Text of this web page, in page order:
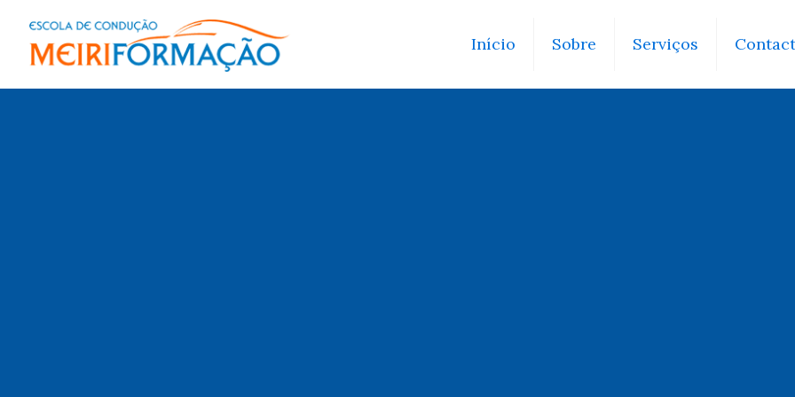
Início Sobre Serviços